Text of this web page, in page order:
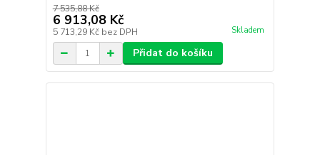
7 535,88 Kč
6 913,08 Kč
5 713,29 Kč bez DPH Skladem
Přidat do košíku